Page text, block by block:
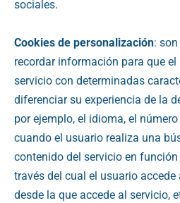
sociales.
Cookies de personalización:
recordar información para que
servicio con determinadas
diferenciar su experiencia de la
por ejemplo, el idioma, el
cuando el usuario realiza una
contenido del servicio en
través del cual el usuario
desde la que accede al servicio,